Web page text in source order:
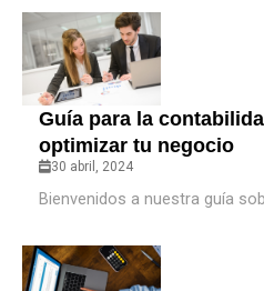
Guía para la
optimizar tu negocio
30 abril, 2024
Bienvenidos a nuestra guía